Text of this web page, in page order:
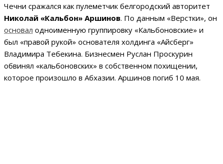
Чечни сражался как пулеметчик белгородский авторитет
Николай «Кальбон» Аршинов. По данным «Верстки», он
основал одноименную группировку «Кальбоновские» и
был «правой рукой» основателя холдинга «Айсберг»
Владимира Тебекина. Бизнесмен Руслан Проскурин
обвинял «кальбоновских» в собственном похищении,
которое произошло в Абхазии. Аршинов погиб 10 мая.